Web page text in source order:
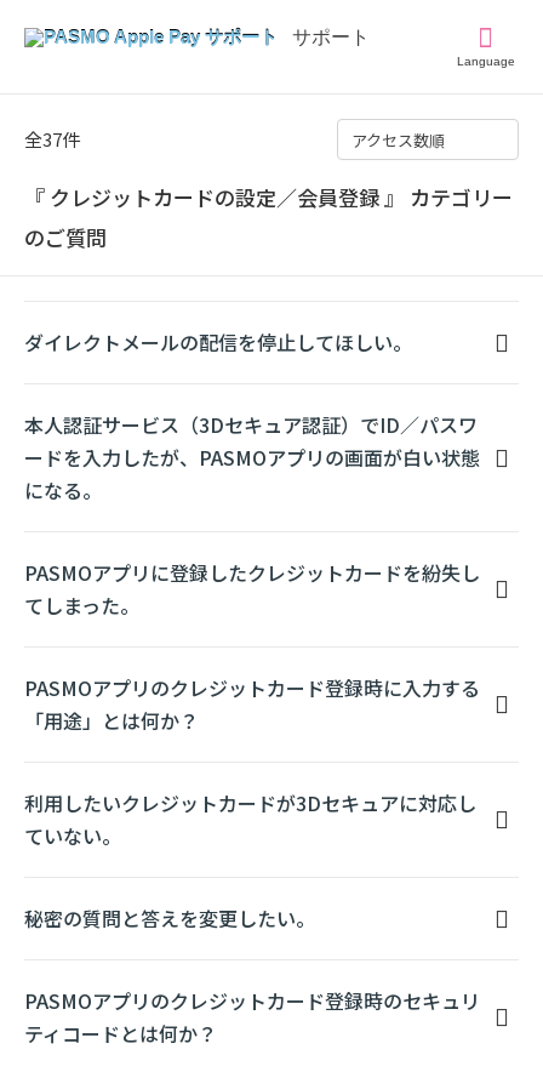
Language
アクセス数順
『 クレジットカードの設定／会員登録 』 カテゴリー
のご質問
全37件
ダイレクトメールの配信を停止してほしい。
本人認証サービス（3Dセキュア認証）でID／パスワ
ードを入力したが、PASMOアプリの画面が白い状態
になる。
PASMOアプリに登録したクレジットカードを紛失し
てしまった。
PASMOアプリのクレジットカード登録時に入力する
「用途」とは何か？
利用したいクレジットカードが3Dセキュアに対応し
ていない。
秘密の質問と答えを変更したい。
PASMOアプリのクレジットカード登録時のセキュリ
ティコードとは何か？